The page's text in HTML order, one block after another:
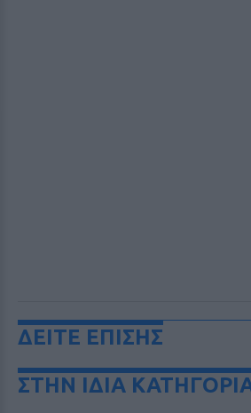
ΔΕΙΤΕ ΕΠΙΣΗΣ
ΣΤΗΝ ΙΔΙΑ